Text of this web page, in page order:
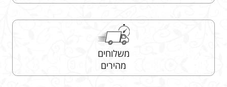
משלוחים
מהירים